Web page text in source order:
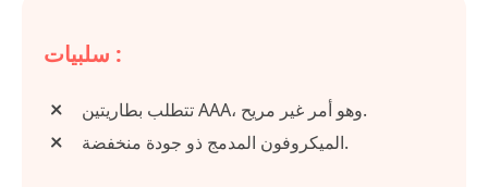
سلبيات :
تتطلب بطاريتين AAA، وهو أمر غير مريح.
الميكروفون المدمج ذو جودة منخفضة.